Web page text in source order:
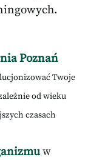
Poznań
Twoje
od wieku
czasach
W